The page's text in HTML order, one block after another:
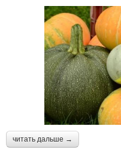
читать дальше →